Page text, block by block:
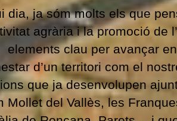
dia, ja sóm molts els que
agrària i la promoció de
elements clau per avançar
d’un territori com el
que ja desenvolupen
Mollet del Vallès, les